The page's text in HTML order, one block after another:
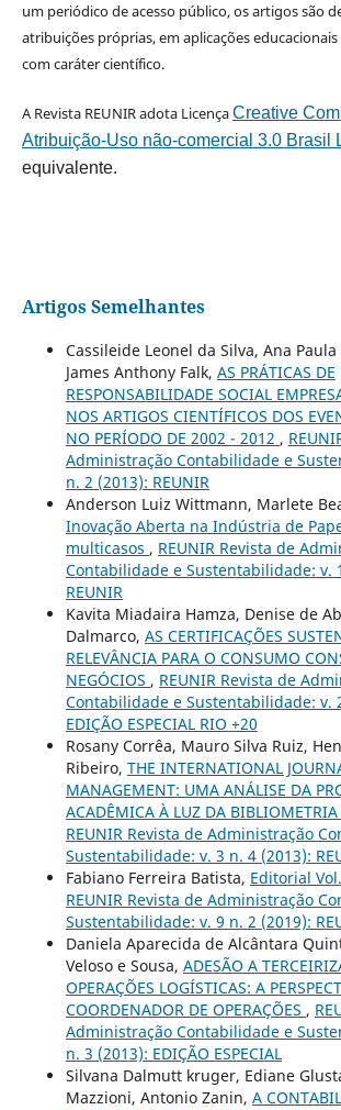
um periódico de acesso público, os artigos são
atribuições próprias, em aplicações
com caráter científico.
A Revista REUNIR adota LicençaCreative
Atribuição-Uso não-comercial 3.0 Brasil
equivalente.
Artigos Semelhantes
Cassileide Leonel da Silva, Ana
James Anthony Falk, AS PRÁTICAS DE
RESPONSABILIDADE SOCIAL
NOS ARTIGOS CIENTÍFICOS DOS
NO PERÍODO DE 2002 - 2012 ,
Administração Contabilidade e
n. 2 (2013): REUNIR
Anderson Luiz Wittmann, Marlete
Inovação Aberta na Indústria de
multicasos , REUNIR Revista de
Contabilidade e Sustentabilidade: v.
REUNIR
Kavita Miadaira Hamza, Denise de
Dalmarco, AS CERTIFICAÇÕES
RELEVÂNCIA PARA O CONSUMO
NEGÓCIOS , REUNIR Revista de
Contabilidade e Sustentabilidade: v.
EDIÇÃO ESPECIAL RIO +20
Rosany Corrêa, Mauro Silva Ruiz,
Ribeiro, THE INTERNATIONAL
MANAGEMENT: UMA ANÁLISE DA
ACADÊMICA À LUZ DA
REUNIR Revista de Administração
Sustentabilidade: v. 3 n. 4 (2013):
Fabiano Ferreira Batista, Editorial
REUNIR Revista de Administração
Sustentabilidade: v. 9 n. 2 (2019):
Daniela Aparecida de Alcântara
Veloso e Sousa, ADESÃO A
OPERAÇÕES LOGÍSTICAS: A
COORDENADOR DE OPERAÇÕES ,
Administração Contabilidade e
n. 3 (2013): EDIÇÃO ESPECIAL
Silvana Dalmutt kruger, Ediane
Mazzioni, Antonio Zanin, A